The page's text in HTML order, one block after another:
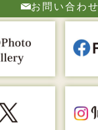
お問い合わせ